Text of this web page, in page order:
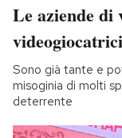
Le aziende di
videogiocatrici
Sono già tante e
misoginia di molti
deterrente